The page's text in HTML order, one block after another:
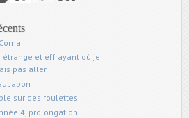
étrange et effrayant où je
pas aller
Japon
sur des roulettes
4, prolongation.